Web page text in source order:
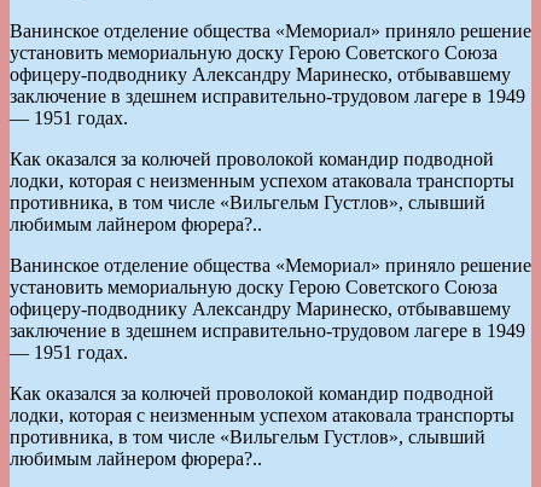
Ванинское отделение общества «Мемориал» приняло решение
установить мемориальную доску Герою Советского Союза
офицеру-подводнику Александру Маринеско, отбывавшему
заключение в здешнем исправительно-трудовом лагере в 1949
— 1951 годах.
Как оказался за колючей проволокой командир подводной
лодки, которая с неизменным успехом атаковала транспорты
противника, в том числе «Вильгельм Густлов», слывший
любимым лайнером фюрера?..
Ванинское отделение общества «Мемориал» приняло решение
установить мемориальную доску Герою Советского Союза
офицеру-подводнику Александру Маринеско, отбывавшему
заключение в здешнем исправительно-трудовом лагере в 1949
— 1951 годах.
Как оказался за колючей проволокой командир подводной
лодки, которая с неизменным успехом атаковала транспорты
противника, в том числе «Вильгельм Густлов», слывший
любимым лайнером фюрера?..